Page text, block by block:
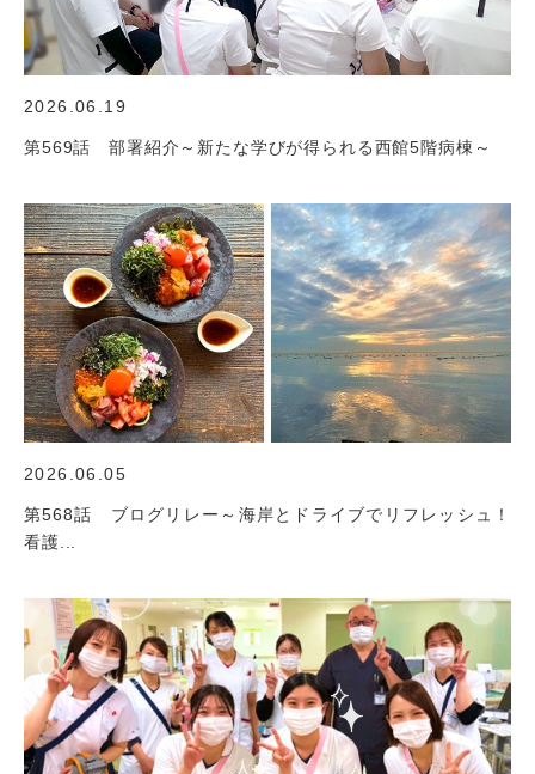
2026.06.19
第569話 部署紹介～新たな学びが得られる西館5階病棟～
2026.06.05
第568話 ブログリレー～海岸とドライブでリフレッシュ！
看護...